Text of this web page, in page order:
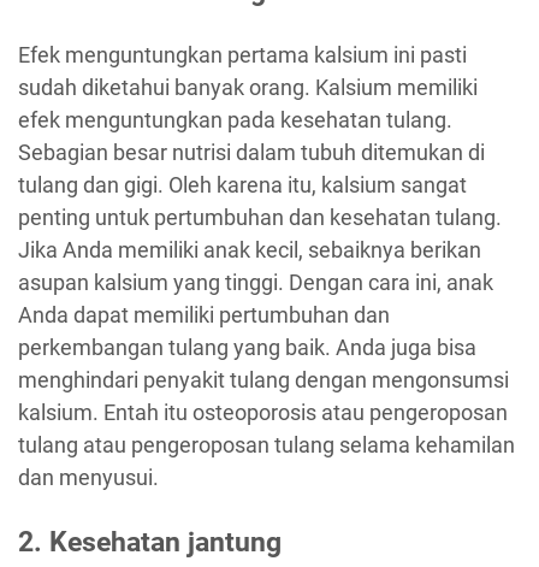
Efek menguntungkan pertama kalsium ini pasti
sudah diketahui banyak orang. Kalsium memiliki
efek menguntungkan pada kesehatan tulang.
Sebagian besar nutrisi dalam tubuh ditemukan di
tulang dan gigi. Oleh karena itu, kalsium sangat
penting untuk pertumbuhan dan kesehatan tulang.
Jika Anda memiliki anak kecil, sebaiknya berikan
asupan kalsium yang tinggi. Dengan cara ini, anak
Anda dapat memiliki pertumbuhan dan
perkembangan tulang yang baik. Anda juga bisa
menghindari penyakit tulang dengan mengonsumsi
kalsium. Entah itu osteoporosis atau pengeroposan
tulang atau pengeroposan tulang selama kehamilan
dan menyusui.
2. Kesehatan jantung